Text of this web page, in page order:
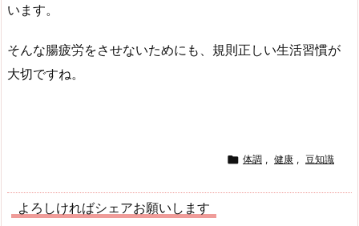
います。
そんな腸疲労をさせないためにも、規則正しい生活習慣が
大切ですね。
 体調 , 健康 , 豆知識
よろしければシェアお願いします